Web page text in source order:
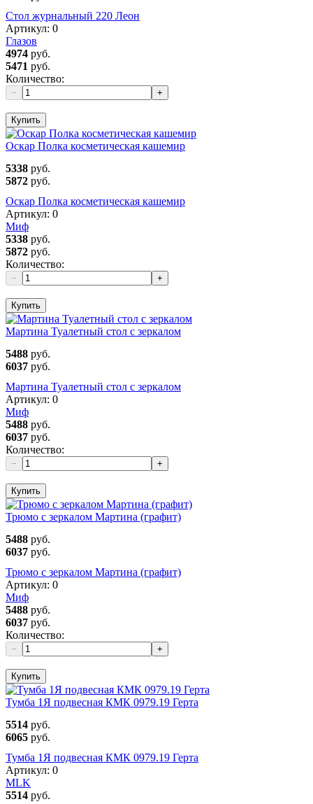
Стол журнальный 220 Леон
Артикул: 0
Глазов
4974 руб.
5471 руб.
Количество:
− +
Купить
Оскар Полка косметическая кашемир
5338 руб.
5872 руб.
Оскар Полка косметическая кашемир
Артикул: 0
Миф
5338 руб.
5872 руб.
Количество:
− +
Купить
Мартина Туалетный стол с зеркалом
5488 руб.
6037 руб.
Мартина Туалетный стол с зеркалом
Артикул: 0
Миф
5488 руб.
6037 руб.
Количество:
− +
Купить
Трюмо с зеркалом Мартина (графит)
5488 руб.
6037 руб.
Трюмо с зеркалом Мартина (графит)
Артикул: 0
Миф
5488 руб.
6037 руб.
Количество:
− +
Купить
Тумба 1Я подвесная КМК 0979.19 Герта
5514 руб.
6065 руб.
Тумба 1Я подвесная КМК 0979.19 Герта
Артикул: 0
MLK
5514 руб.